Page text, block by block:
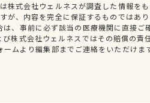
株式会社ウェルネスが調査した情報を
が、内容を完全に保証するものではあ
、事前に必ず該当の医療機関に直接ご
株式会社ウェルネスではその賠償の責
ムより編集部までご連絡をいただけま